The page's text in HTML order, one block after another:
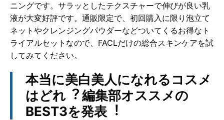
ニングです。サラッとしたテクスチャーで伸びが良い乳
液が大変好評です。通販限定で、初回購入に限り泡立て
ネットやクレンジングパウダーなどついてくるお得なト
ライアルセットなので、FACLだけの総合スキンケアを試
してみてください。
本当に美⽩美⼈になれるコスメ
はどれ︖ 編集部オススメの
BEST3を発表︕